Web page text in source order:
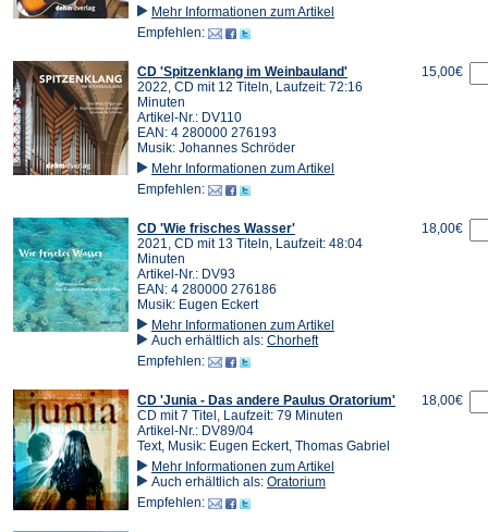
Mehr Informationen zum Artikel
Empfehlen:
CD 'Spitzenklang im Weinbauland'
2022, CD mit 12 Titeln, Laufzeit: 72:16
Minuten
Artikel-Nr.: DV110
EAN: 4 280000 276193
Musik: Johannes Schröder
Mehr Informationen zum Artikel
Empfehlen:
15,00€
CD 'Wie frisches Wasser'
2021, CD mit 13 Titeln, Laufzeit: 48:04
Minuten
Artikel-Nr.: DV93
EAN: 4 280000 276186
Musik: Eugen Eckert
Mehr Informationen zum Artikel
Auch erhältlich als: Chorheft
Empfehlen:
18,00€
CD 'Junia - Das andere Paulus Oratorium'
CD mit 7 Titel, Laufzeit: 79 Minuten
Artikel-Nr.: DV89/04
Text, Musik: Eugen Eckert, Thomas Gabriel
Mehr Informationen zum Artikel
Auch erhältlich als: Oratorium
Empfehlen:
18,00€